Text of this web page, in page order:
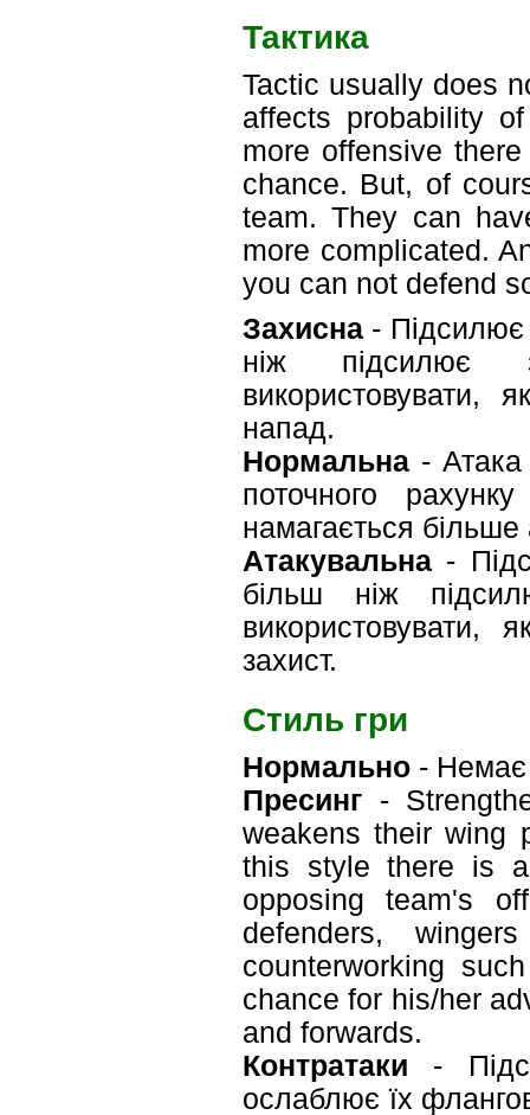
Тактика
Tactic usually does
affects probability
more offensive
chance. But, of
team. They can
more complicated.
you can not defend
Захисна - Підсилює
ніж підсилює
напад.
Нормальна - Атака
поточного
намагається більше
Атакувальна -
більш ніж
захист.
Стиль гри
Нормально - Немає
Пресинг -
weakens their wing
this style there is
opposing team's
defenders,
counterworking
chance for his/her
and forwards.
Контратаки -
ослаблює їх